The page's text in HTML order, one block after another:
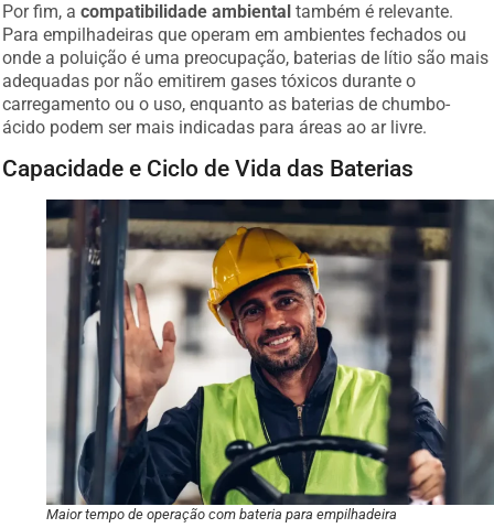
Por fim, acompatibilidade ambiental também é relevante.
Para empilhadeiras que operam em ambientes fechados ou
onde a poluição é uma preocupação, baterias de lítio são mais
adequadas por não emitirem gases tóxicos durante o
carregamento ou o uso, enquanto as baterias de chumbo-
ácido podem ser mais indicadas para áreas ao ar livre.
Capacidade e Ciclo de Vida das Baterias
Maior tempo de operação com bateria para empilhadeira